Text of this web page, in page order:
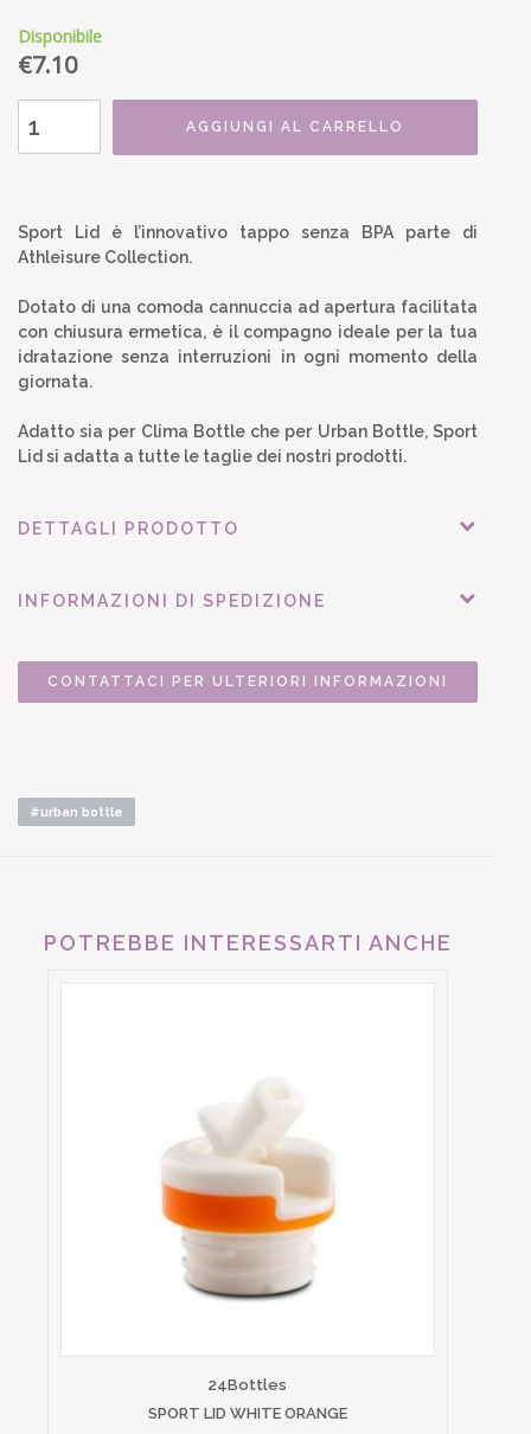
Disponibile
€7.10
AGGIUNGI AL CARRELLO
Sport Lid è l’innovativo tappo senza BPA parte di
Athleisure Collection.
Dotato di una comoda cannuccia ad apertura facilitata
con chiusura ermetica, è il compagno ideale per la tua
idratazione senza interruzioni in ogni momento della
giornata.
Adatto sia per Clima Bottle che per Urban Bottle, Sport
Lid si adatta a tutte le taglie dei nostri prodotti.
DETTAGLI PRODOTTO
INFORMAZIONI DI SPEDIZIONE
CONTATTACI PER ULTERIORI INFORMAZIONI
#urban bottle
POTREBBE INTERESSARTI ANCHE
24Bottles
SPORT LID WHITE ORANGE